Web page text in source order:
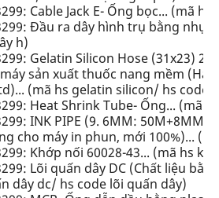
Cable Jack E- Ống bọc... (mã
Đầu ra dây hình trụ bằng
h)
Gelatin Silicon Hose (31x23)
sản xuất thuốc nang mềm
(mã hs gelatin silicon/ hs code
Heat Shrink Tube- Ống... (mã
INK PIPE (9. 6MM:
cho máy in phun, mới 100%)...
Khớp nối 60028-43... (mã hs
Lõi quấn dây DC (Chất liệu
dây dc/ hs code lõi quấn dây)